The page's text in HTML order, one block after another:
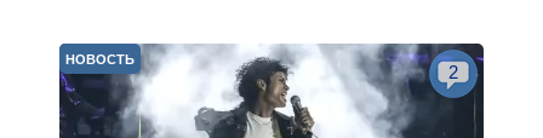
НОВОСТЬ
2